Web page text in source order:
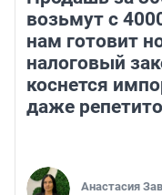
возьмут с
нам готовит
налоговый
коснется
даже
Анастасия